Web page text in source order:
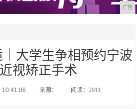
广告
大学生争相预约宁波
视矫正手术
10:41:06 来源： 阅读：2911